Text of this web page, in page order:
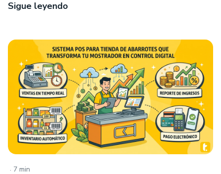
Sigue leyendo
. 7 min